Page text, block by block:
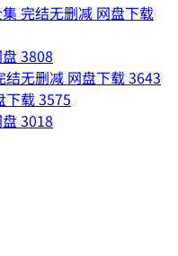
完结无删减 网盘下载
3808
结无删减 网盘下载3643
下载3575
3018